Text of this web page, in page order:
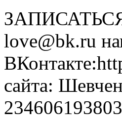
love@bk.ru
сайта:
234606193803